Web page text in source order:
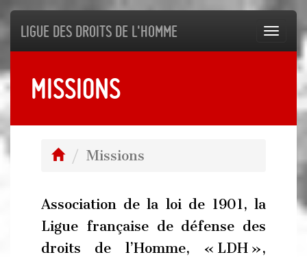
Ligue des droits de l'Homme
Missions
Missions
Association de la loi de 1901, la
Ligue française de défense des
droits de l’Homme, « LDH »,